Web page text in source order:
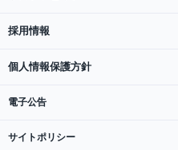
採用情報
個人情報保護方針
電子公告
サイトポリシー